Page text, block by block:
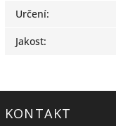
Určení:
Jakost:
KONTAKT